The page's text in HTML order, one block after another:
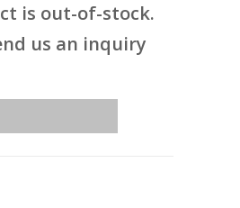
is out-of-stock.
us an inquiry